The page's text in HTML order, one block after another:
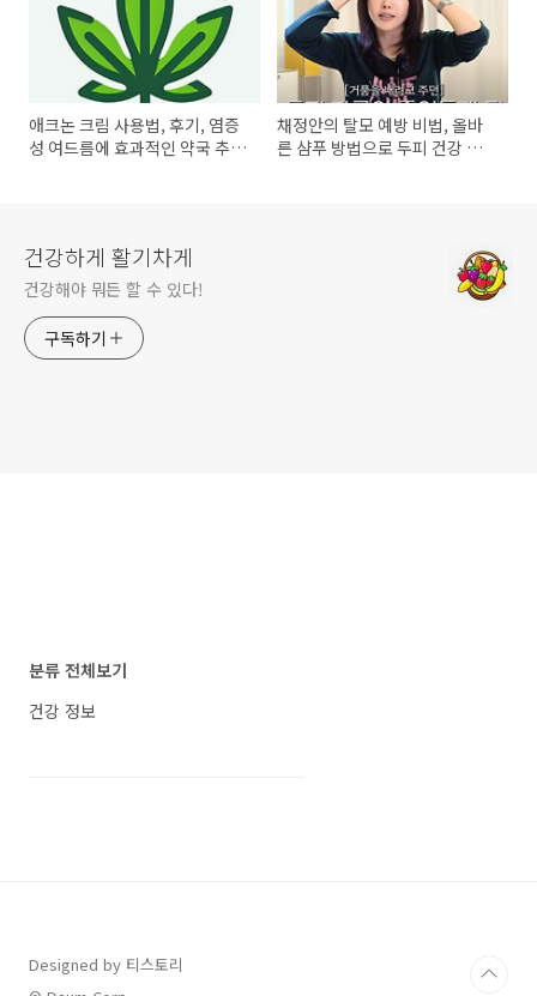
애크논 크림 사용법, 후기, 염증
성 여드름에 효과적인 약국 추천
채정안의 탈모 예방 비법, 올바
른 샴푸 방법으로 두피 건강 지
건강하게 활기차게
건강해야 뭐든 할 수 있다!
구독하기
분류 전체보기
건강 정보
Designed by 티스토리